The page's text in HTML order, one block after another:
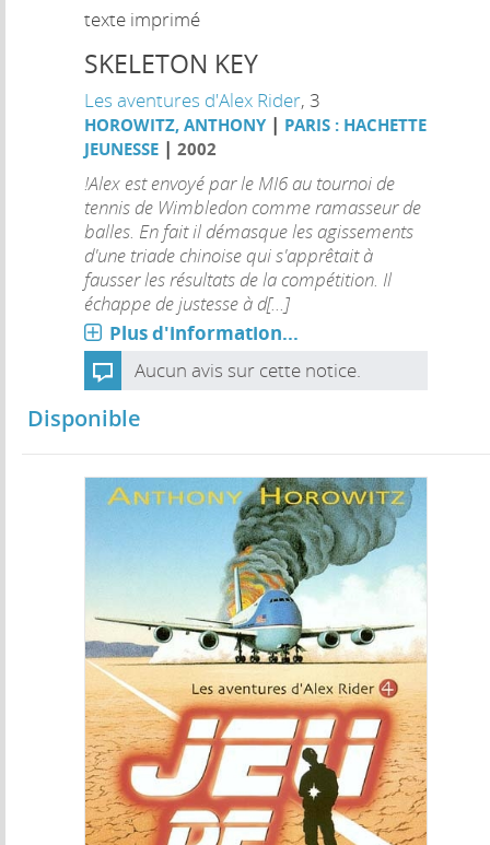
texte imprimé
SKELETON KEY
Les aventures d'Alex Rider, 3
HOROWITZ, ANTHONY | PARIS : HACHETTE
JEUNESSE |2002
!Alex est envoyé par le MI6 au tournoi de
tennis de Wimbledon comme ramasseur de
balles. En fait il démasque les agissements
d'une triade chinoise qui s'apprêtait à
fausser les résultats de la compétition. Il
échappe de justesse à d[...]
Plus d'information...
Aucun avis sur cette notice.
Disponible